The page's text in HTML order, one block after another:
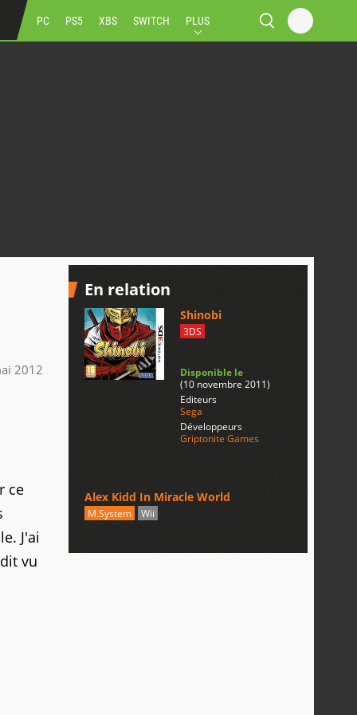
PC PS5 XBS SWITCH PLUS
2012
ce
J'ai
vu
En relation
Shinobi
3DS
Disponible le
(10 novembre 2011)
Editeurs
Sega
Développeurs
Griptonite Games
Alex Kidd In Miracle World
M.System Wii